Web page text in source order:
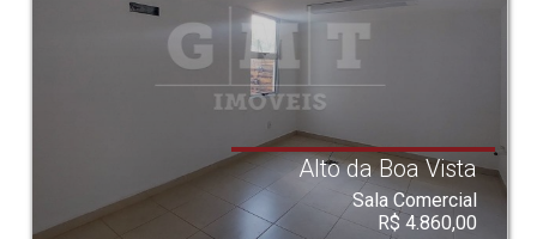
Alto da Boa Vista
Sala Comercial
R$ 4.860,00